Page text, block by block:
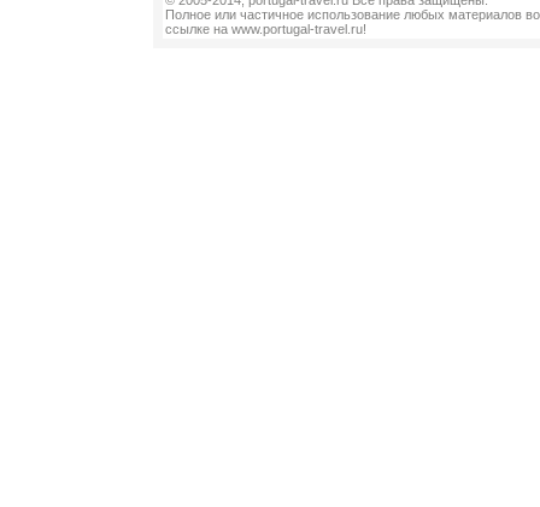
Полное или частичное использование любых материалов
ссылке на www.portugal-travel.ru!